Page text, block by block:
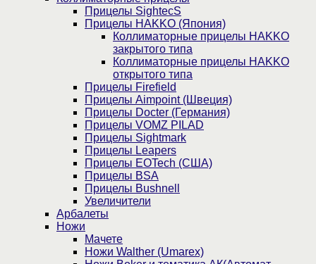
Прицелы SightecS
Прицелы HAKKO (Япония)
Коллиматорные прицелы HAKKO
закрытого типа
Коллиматорные прицелы HAKKO
открытого типа
Прицелы Firefield
Прицелы Aimpoint (Швеция)
Прицелы Docter (Германия)
Прицелы VOMZ PILAD
Прицелы Sightmark
Прицелы Leapers
Прицелы EOTech (США)
Прицелы BSA
Прицелы Bushnell
Увеличители
Арбалеты
Ножи
Мачете
Ножи Walther (Umarex)